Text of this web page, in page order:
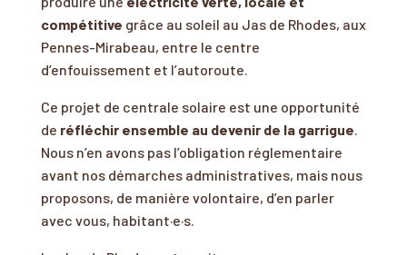
compétitive grâce au soleil au Jas de Rhodes, aux
Pennes-Mirabeau, entre le centre
d’enfouissement et l’autoroute.
Ce projet de centrale solaire est une opportunité
de réfléchir ensemble au devenir de la garrigue.
Nous n’en avons pas l’obligation réglementaire
avant nos démarches administratives, mais nous
proposons, de manière volontaire, d’en parler
avec vous, habitant·e·s.